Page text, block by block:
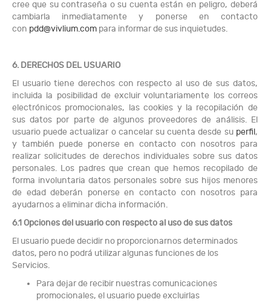
cree que su contraseña o su cuenta están en peligro, deberá
cambiarla inmediatamente y ponerse en contacto
con pdd@vivlium.com para informar de sus inquietudes.
6. DERECHOS DEL USUARIO
El usuario tiene derechos con respecto al uso de sus datos,
incluida la posibilidad de excluir voluntariamente los correos
electrónicos promocionales, las cookies y la recopilación de
sus datos por parte de algunos proveedores de análisis. El
usuario puede actualizar o cancelar su cuenta desde su perfil,
y también puede ponerse en contacto con nosotros para
realizar solicitudes de derechos individuales sobre sus datos
personales. Los padres que crean que hemos recopilado de
forma involuntaria datos personales sobre sus hijos menores
de edad deberán ponerse en contacto con nosotros para
ayudarnos a eliminar dicha información.
6.1 Opciones del usuario con respecto al uso de sus datos
El usuario puede decidir no proporcionarnos determinados
datos, pero no podrá utilizar algunas funciones de los
Servicios.
Para dejar de recibir nuestras comunicaciones
promocionales, el usuario puede excluirlas